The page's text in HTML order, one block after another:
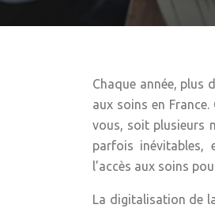
Chaque année, plus
aux soins en
vous, soit plusieurs
parfois inévitables,
l’accès aux soins
La digitalisation de